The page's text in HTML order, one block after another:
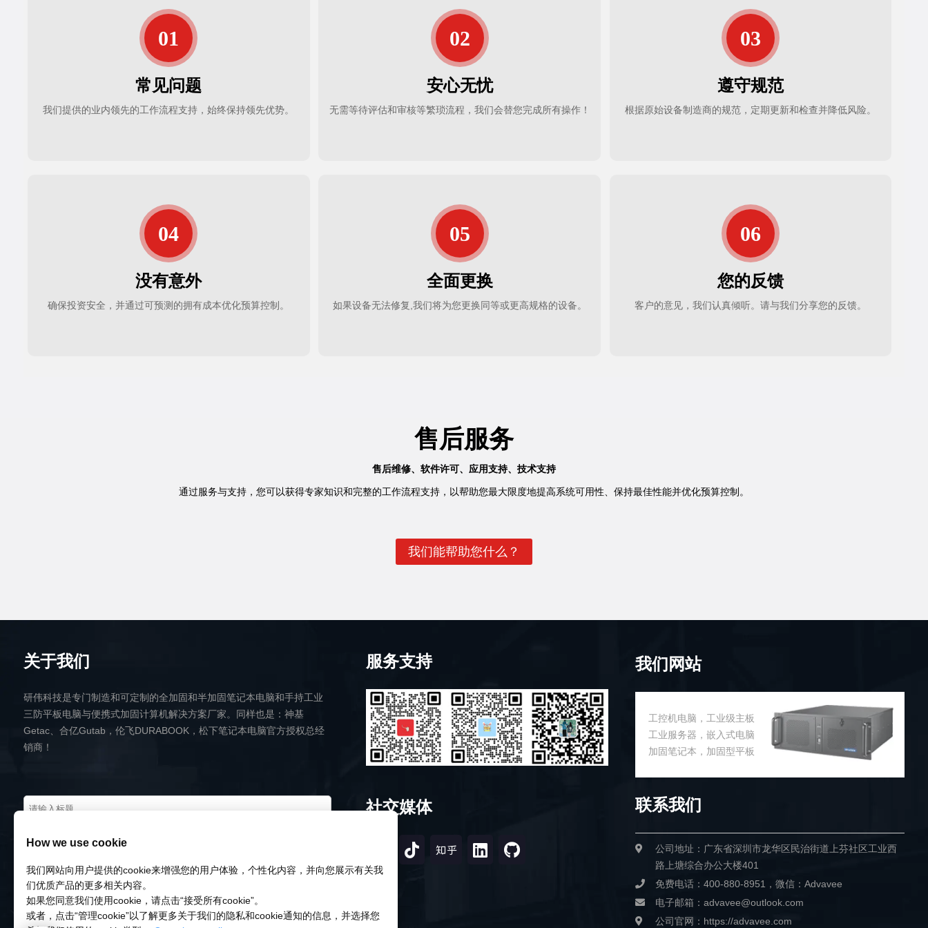
常见问题
我们提供的业内领先的工作流程支持，始终保持领先优势。
安心无忧
无需等待评估和审核等繁琐流程，我们会替您完成所有操作！
遵守规范
根据原始设备制造商的规范，定期更新和检查并降低风险。
没有意外
确保投资安全，并通过可预测的拥有成本优化预算控制。
全面更换
如果设备无法修复,我们将为您更换同等或更高规格的设备。
您的反馈
客户的意见，我们认真倾听。请与我们分享您的反馈。
售后服务
售后维修、软件许可、应用支持、技术支持
通过服务与支持，您可以获得专家知识和完整的工作流程支持，以帮助您最大限度地提高系统可用性、保持最佳性能并优化预算控制。
我们能帮助您什么？
关于我们
研伟科技是专门制造和可定制的全加固和半加固笔记本电脑和手持工业
三防平板电脑与便携式加固计算机解决方案厂家。同样也是：神基
Getac、合亿Gutab，伦飞DURABOOK，松下笔记本电脑官方授权总经
销商！
服务支持
社交媒体
我们网站
工控机电脑，工业级主板
工业服务器，嵌入式电脑
加固笔记本，加固型平板
联系我们
公司地址：广东省深圳市龙华区民治街道上芬社区工业西
路上塘综合办公大楼401
免费电话：400-880-8951，微信：Advavee
电子邮箱：advavee@outlook.com
公司官网：https://advavee.com
How we use cookie
我们网站向用户提供的cookie来增强您的用户体验，个性化内容，并向您展示有关我
们优质产品的更多相关内容。
如果您同意我们使用cookie，请点击“接受所有cookie”。
或者，点击“管理cookie”以了解更多关于我们的隐私和cookie通知的信息，并选择您